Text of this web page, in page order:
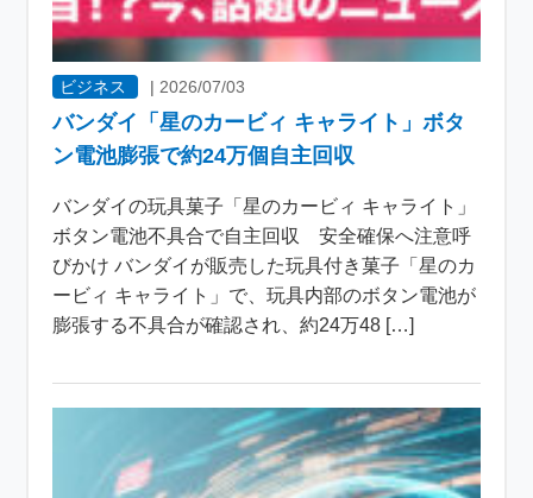
ビジネス | 2026/07/03
バンダイ「星のカービィ キャライト」ボタ
ン電池膨張で約24万個自主回収
バンダイの玩具菓子「星のカービィ キャライト」
ボタン電池不具合で自主回収 安全確保へ注意呼
びかけ バンダイが販売した玩具付き菓子「星のカ
ービィ キャライト」で、玩具内部のボタン電池が
膨張する不具合が確認され、約24万48 […]